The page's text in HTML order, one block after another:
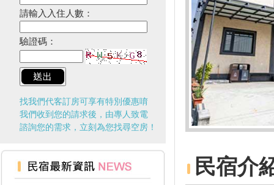
請輸入入住人數：
驗證碼：
找我們代客訂房可享有特別優惠唷
我們收到您的請求後，由專人致電
諮詢您的需求，立刻為您找尋空房！
台灣觀光多選擇！兩人同行一人
免費！
民宿介